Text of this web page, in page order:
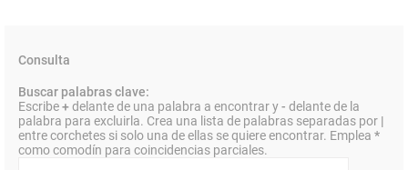
Consulta
Buscar palabras clave:
Escribe+delante de una palabra a encontrar y- delante de la
palabra para excluirla. Crea una lista de palabras separadas por |
entre corchetes si solo una de ellas se quiere encontrar. Emplea *
como comodín para coincidencias parciales.